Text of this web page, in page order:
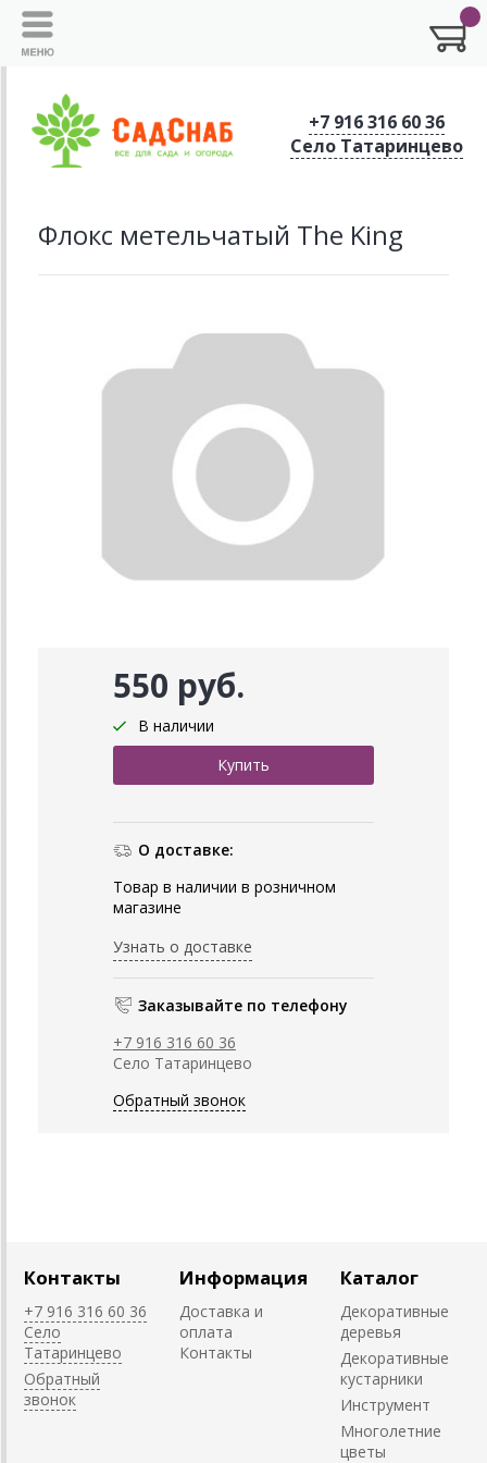
+7 916 316 60 36
Село Татаринцево
Флокс метельчатый The King
550 руб.
В наличии
О доставке:
Товар в наличии в розничном
магазине
Узнать о доставке
Заказывайте по телефону
+7 916 316 60 36
Село Татаринцево
Обратный звонок
Контакты
+7 916 316 60 36
Село
Татаринцево
Обратный
звонок
Информация
Доставка и
оплата
Контакты
Каталог
Декоративные
деревья
Декоративные
кустарники
Инструмент
Многолетние
цветы